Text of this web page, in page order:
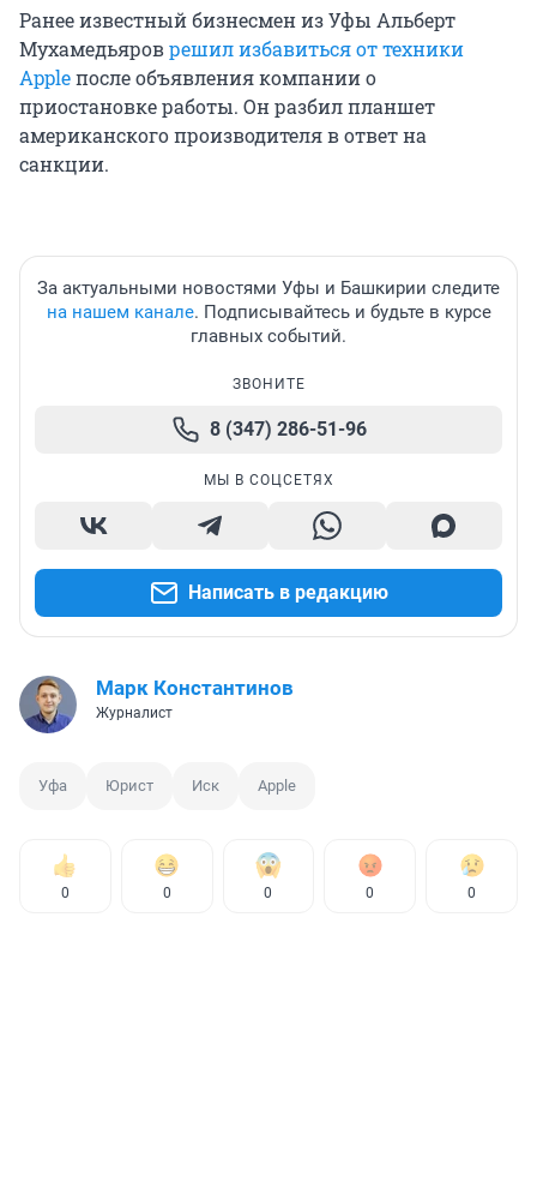
Ранее известный бизнесмен из Уфы Альберт
Мухамедьяроврешил избавиться от техники
Appleпосле объявления компании о
приостановке работы. Он разбил планшет
американского производителя в ответ на
санкции.
За актуальными новостями Уфы и Башкирии следите
на нашем канале. Подписывайтесь и будьте в курсе
главных событий.
ЗВОНИТЕ
8 (347) 286-51-96
МЫ В СОЦСЕТЯХ
Написать в редакцию
Марк Константинов
Журналист
Уфа Юрист Иск Apple
0 0 0 0 0